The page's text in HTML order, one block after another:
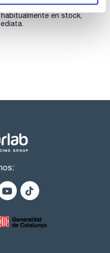
esta imagen son
en stock,